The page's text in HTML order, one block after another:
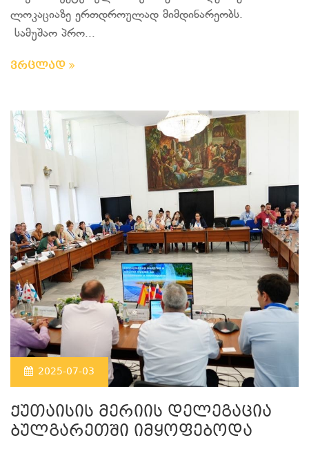
ლოკაციაზე ერთდროულად მიმდინარეობს.
სამუშაო პრო...
ვრცლად
2025-07-03
ქუთაისის მერიის დელეგაცია
ბულგარეთში იმყოფებოდა